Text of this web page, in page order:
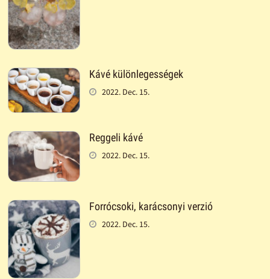
Kávé különlegességek
2022. Dec. 15.
Reggeli kávé
2022. Dec. 15.
Forrócsoki, karácsonyi verzió
2022. Dec. 15.